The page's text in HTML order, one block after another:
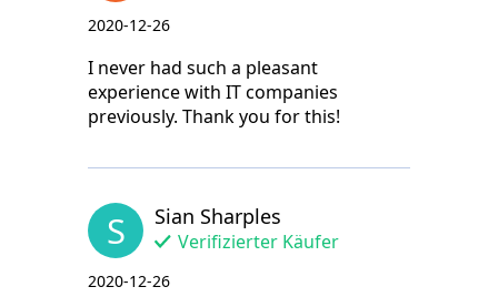
2020-12-26
I never had such a pleasant
experience with IT companies
previously. Thank you for this!
S Sian Sharples
Verifizierter Käufer
2020-12-26